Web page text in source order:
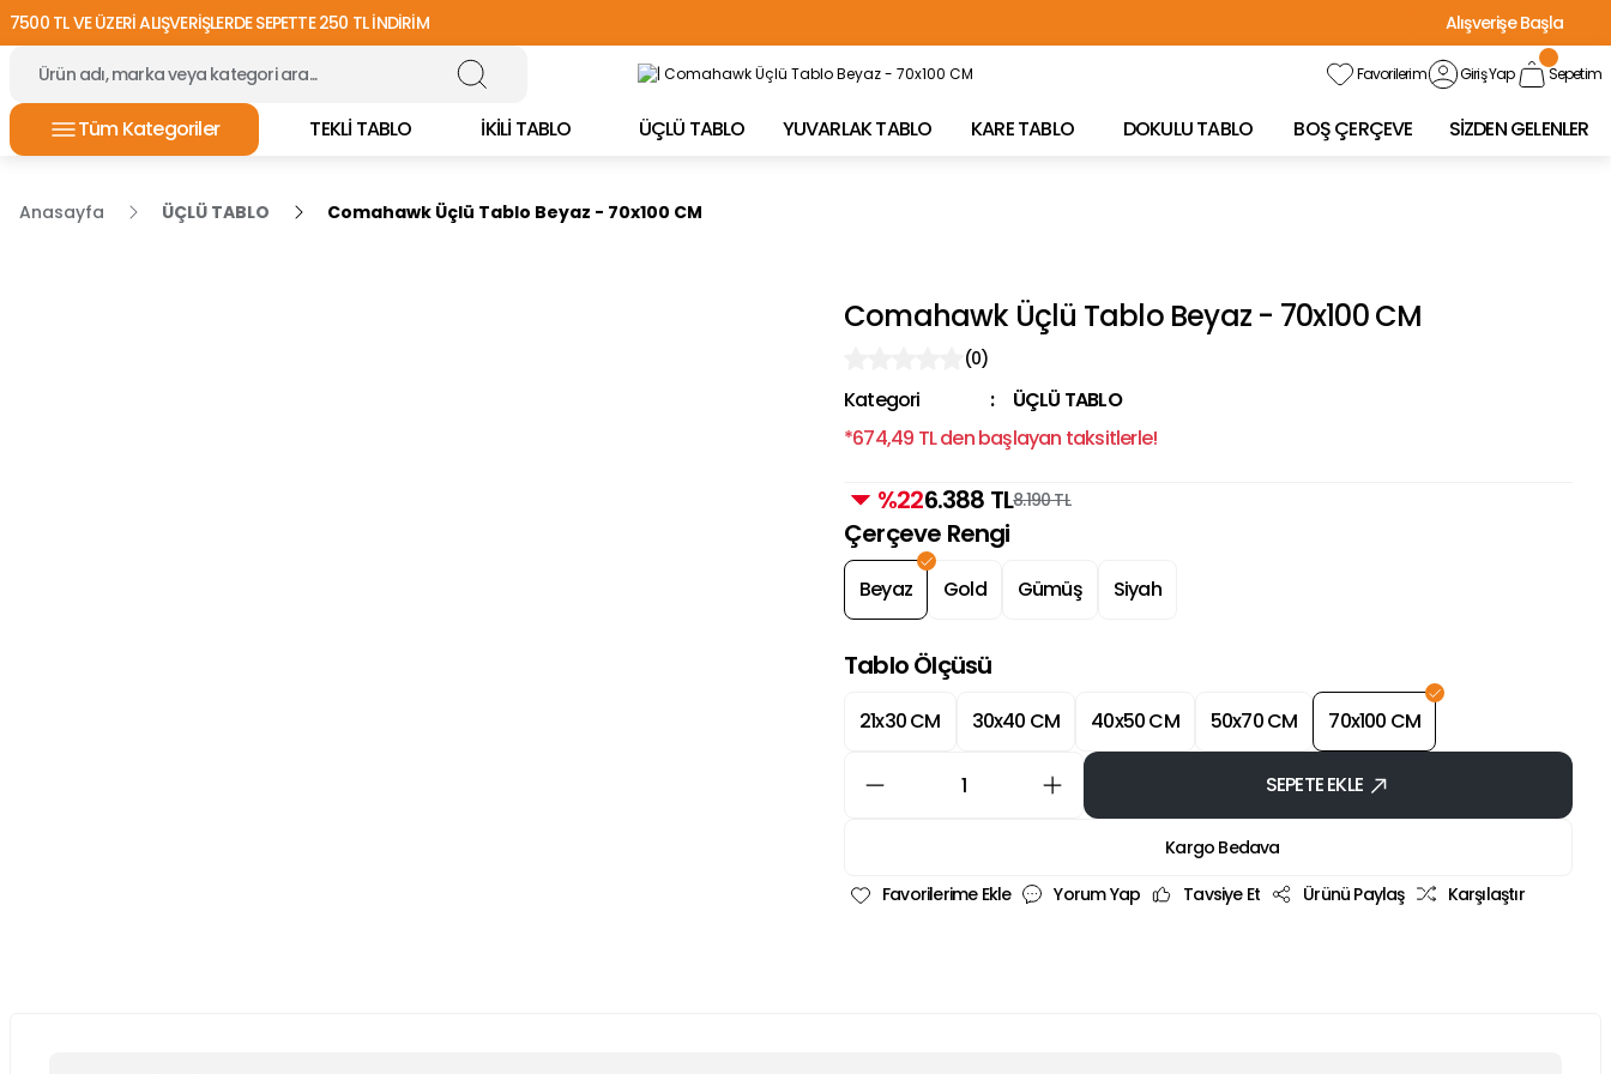
7500 TL VE ÜZERİ ALIŞVERİŞLERDE SEPETTE 250 TL İNDİRİM
Alışverişe Başla
TÜRKİYE'NİN HER YERİNE ÜCRETSİZ KARGO!
Favorilerim Giriş Yap Sepetim
Tüm Kategoriler TEKLİ TABLO İKİLİ TABLO ÜÇLÜ TABLO YUVARLAK TABLO KARE TABLO DOKULU TABLO BOŞ ÇERÇEVE SİZDEN GELENLER
Anasayfa ÜÇLÜ TABLO Comahawk Üçlü Tablo Beyaz - 70x100 CM
Comahawk Üçlü Tablo Beyaz - 70x100 CM
(0)
Kategori
ÜÇLÜ TABLO
*674,49 TL den başlayan taksitlerle!
%226.388 TL8.190 TL
Çerçeve Rengi
Beyaz Gold Gümüş Siyah
Tablo Ölçüsü
21x30 CM 30x40 CM 40x50 CM 50x70 CM 70x100 CM
SEPETE EKLE
Kargo Bedava
Yorum Yap
Tavsiye Et Ürünü Paylaş Karşılaştır